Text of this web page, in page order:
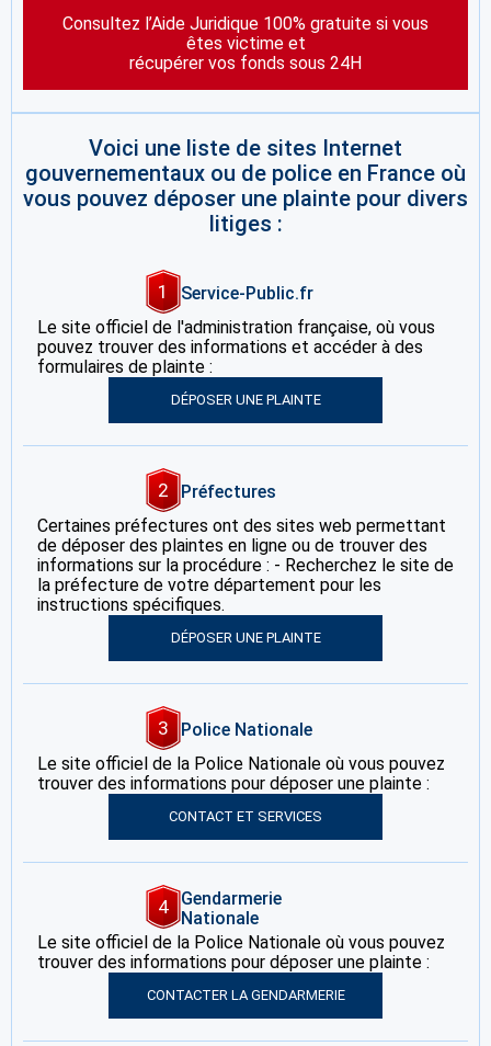
Consultez l’Aide Juridique 100% gratuite si vous
êtes victime et
récupérer vos fonds sous 24H
Voici une liste de sites Internet
gouvernementaux ou de police en France où
vous pouvez déposer une plainte pour divers
litiges :
1
Service-Public.fr
Le site officiel de l'administration française, où vous
pouvez trouver des informations et accéder à des
formulaires de plainte :
DÉPOSER UNE PLAINTE
2
Préfectures
Certaines préfectures ont des sites web permettant
de déposer des plaintes en ligne ou de trouver des
informations sur la procédure : - Recherchez le site de
la préfecture de votre département pour les
instructions spécifiques.
DÉPOSER UNE PLAINTE
3
Police Nationale
Le site officiel de la Police Nationale où vous pouvez
trouver des informations pour déposer une plainte :
CONTACT ET SERVICES
4
Gendarmerie
Nationale
Le site officiel de la Police Nationale où vous pouvez
trouver des informations pour déposer une plainte :
CONTACTER LA GENDARMERIE